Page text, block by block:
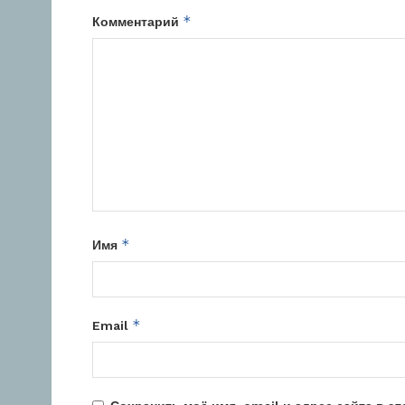
Комментарий *
Имя *
Email *